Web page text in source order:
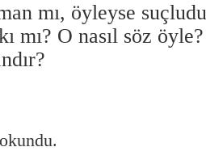
mı, öyleyse
mı? O nasıl söz